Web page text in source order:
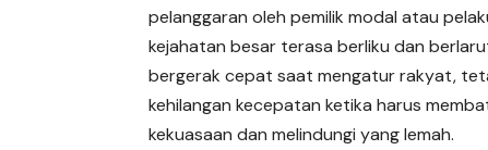
pelanggaran oleh pemilik modal atau
kejahatan besar terasa berliku dan
bergerak cepat saat mengatur rakyat,
kehilangan kecepatan ketika harus
kekuasaan dan melindungi yang lemah.